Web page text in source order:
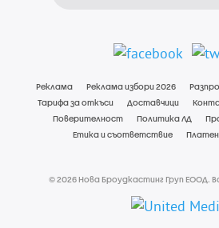
Реклама Реклама избори 2026
Тарифа за откъси
Доставчици
Поверителност
Политика ЛД
Етика и съответствие
© 2026 Нова Броудкастинг Груп ЕООД.